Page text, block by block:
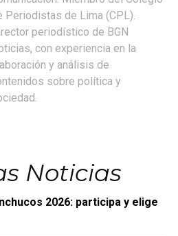
Periodistas de Lima (CPL).
periodístico de BGN
con experiencia en la
y análisis de
sobre política y
Noticias
2026: participa y elige